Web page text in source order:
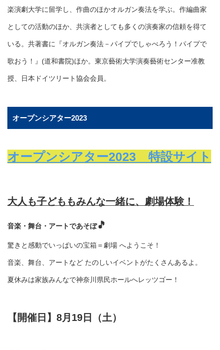
楽演劇大学に留学し、作曲のほかオルガン奏法を学ぶ。作編曲家
としての活動のほか、共演者としても多くの演奏家の信頼を得て
いる。共著書に『オルガン奏法－パイプでしゃべろう！パイプで
歌おう！』(道和書院)ほか。東京藝術大学演奏藝術センター准教
授、日本ドイツリート協会会員。
オープンシアター2023
オープンシアター2023 特設サイト
大人も子どももみんな一緒に、劇場体験！
音楽・舞台・アートであそぼ🎵
驚きと感動でいっぱいの宝箱＝劇場 へようこそ！
音楽、舞台、アートなど たのしいイベントがたくさんあるよ。
夏休みは家族みんなで神奈川県民ホールへレッツゴー！
【開催日】8月19日（土）